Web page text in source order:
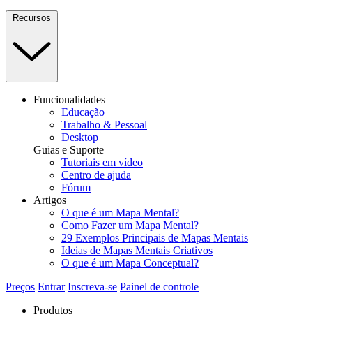
Recursos
Funcionalidades
Educação
Trabalho & Pessoal
Desktop
Guias e Suporte
Tutoriais em vídeo
Centro de ajuda
Fórum
Artigos
O que é um Mapa Mental?
Como Fazer um Mapa Mental?
29 Exemplos Principais de Mapas Mentais
Ideias de Mapas Mentais Criativos
O que é um Mapa Conceptual?
Preços Entrar Inscreva-se Painel de controle
Produtos